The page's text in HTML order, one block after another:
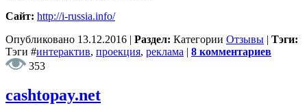
Сайт: http://i-russia.info/
Опубликовано 13.12.2016 | Раздел: Категории Отзывы | Тэги:
Тэги #интерактив, проекция, реклама | 8 комментариев
353
cashtopay.net